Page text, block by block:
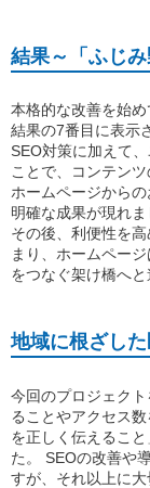
結果～「ふじ
本格的な改善を始
結果の7番目に表示
SEO対策に加えて
ことで、コンテンツ
ホームページから
明確な成果が現れま
その後、利便性を
まり、ホームペー
をつなぐ架け橋へと
地域に根ざし
今回のプロジェク
ることやアクセス
を正しく伝えるこ
た。 SEOの改善や
すが、それ以上に